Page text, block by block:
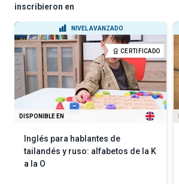
inscribieron en
NIVEL AVANZADO
CERTIFICADO
DISPONIBLE EN
Inglés para hablantes de
tailandés y ruso: alfabetos de la K
a la O